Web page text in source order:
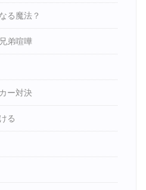
る魔法？
弟喧嘩
ー対決
る